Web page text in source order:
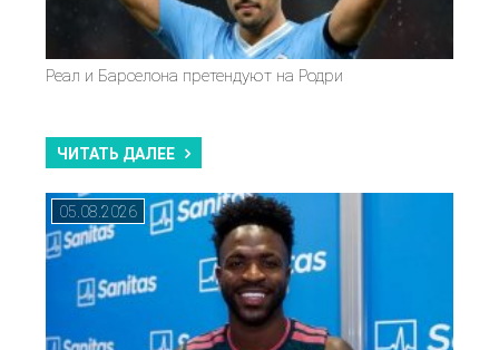
Реал и Барселона претендуют на Родри
ЧИТАТЬ ДАЛЕЕ
05.08.2026